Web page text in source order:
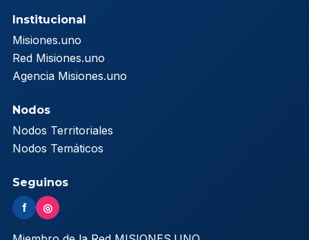
Institucional
Misiones.uno
Red Misiones.uno
Agencia Misiones.uno
Nodos
Nodos Territoriales
Nodos Temáticos
Seguinos
f ◎